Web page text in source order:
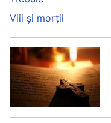
Viii și morții